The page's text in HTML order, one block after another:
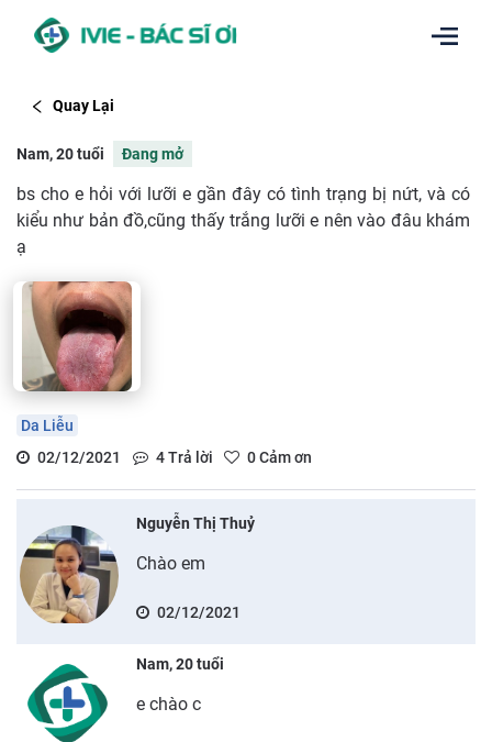
Quay Lại
Nam, 20 tuổi Đang mở
bs cho e hỏi với lưỡi e gần đây có tình trạng bị nứt, và có
kiểu như bản đồ,cũng thấy trắng lưỡi e nên vào đâu khám
ạ
Da Liễu
02/12/2021
4Trả lời 0Cảm ơn
Nguyễn Thị Thuỷ
Chào em
02/12/2021
Nam, 20 tuổi
e chào c